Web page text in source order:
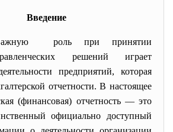
Введение
роль при принятии
решений играет
предприятий, которая
отчетности. В настоящее
(финансовая) отчетность — это
официально доступный